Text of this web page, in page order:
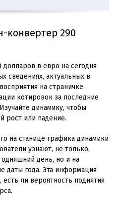
конвертер 290
в евро на сегодня
сведениях, актуальных в
на страничке
котировок за последние
динамику, чтобы
рост или падение.
на станице графика динамики
узнают, не только,
день, но и на
даты года. Эта информация
есть ли вероятность поднятия